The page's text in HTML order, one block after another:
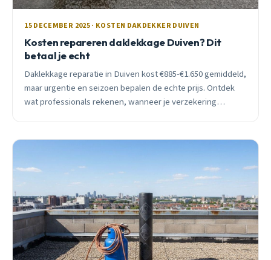
15 DECEMBER 2025 · KOSTEN DAKDEKKER DUIVEN
Kosten repareren daklekkage Duiven? Dit
betaal je echt
Daklekkage reparatie in Duiven kost €885-€1.650 gemiddeld,
maar urgentie en seizoen bepalen de echte prijs. Ontdek
wat professionals rekenen, wanneer je verzekering